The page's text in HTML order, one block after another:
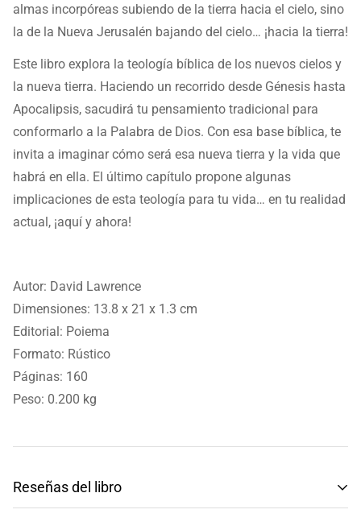
almas incorpóreas subiendo de la tierra hacia el cielo, sino
la de la Nueva Jerusalén bajando del cielo… ¡hacia la tierra!
Este libro explora la teología bíblica de los nuevos cielos y
la nueva tierra. Haciendo un recorrido desde Génesis hasta
Apocalipsis, sacudirá tu pensamiento tradicional para
conformarlo a la Palabra de Dios. Con esa base bíblica, te
invita a imaginar cómo será esa nueva tierra y la vida que
habrá en ella. El último capítulo propone algunas
implicaciones de esta teología para tu vida… en tu realidad
actual, ¡aquí y ahora!
Autor: David Lawrence
Dimensiones: 13.8 x 21 x 1.3 cm
Editorial: Poiema
Formato: Rústico
Páginas: 160
Peso: 0.200 kg
Reseñas del libro